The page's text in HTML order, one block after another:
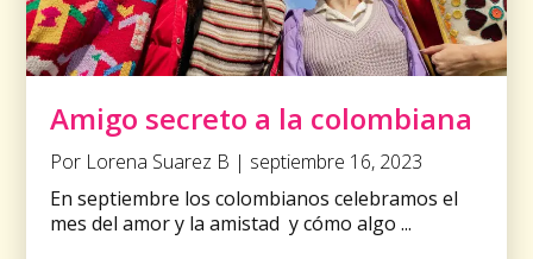
Amigo secreto a la colombiana
Por Lorena Suarez B | septiembre 16, 2023
En septiembre los colombianos celebramos el
mes del amor y la amistad y cómo algo ...